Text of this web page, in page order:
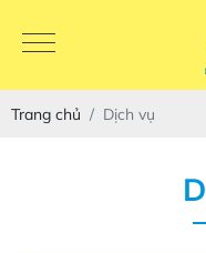
Trang chủ Dịch vụ